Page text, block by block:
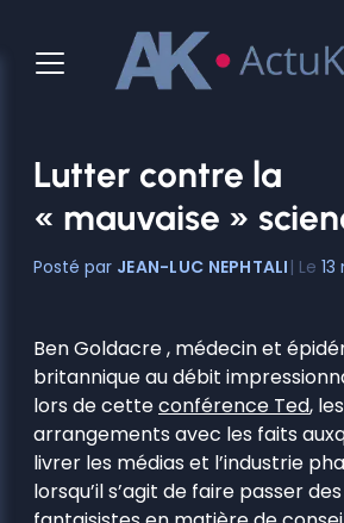
contenu
Lutter contre la
« mauvaise »
JEAN-LUC NEPHTALI 13
Ben Goldacre , médecin et
britannique au débit
lors de cetteconférence Ted,
arrangements avec les faits
livrer les médias et l’industrie
lorsqu’il s’agit de faire passer